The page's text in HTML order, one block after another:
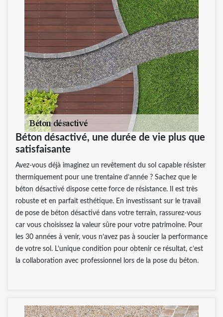
Béton désactivé, une durée de vie plus que
satisfaisante
Avez-vous déjà imaginez un revêtement du sol capable résister
thermiquement pour une trentaine d’année ? Sachez que le
béton désactivé dispose cette force de résistance. Il est très
robuste et en parfait esthétique. En investissant sur le travail
de pose de béton désactivé dans votre terrain, rassurez-vous
car vous choisissez la valeur sûre pour votre patrimoine. Pour
les 30 années à venir, vous n’avez pas à soucier la performance
de votre sol. L’unique condition pour obtenir ce résultat, c’est
la collaboration avec professionnel lors de la pose du béton.